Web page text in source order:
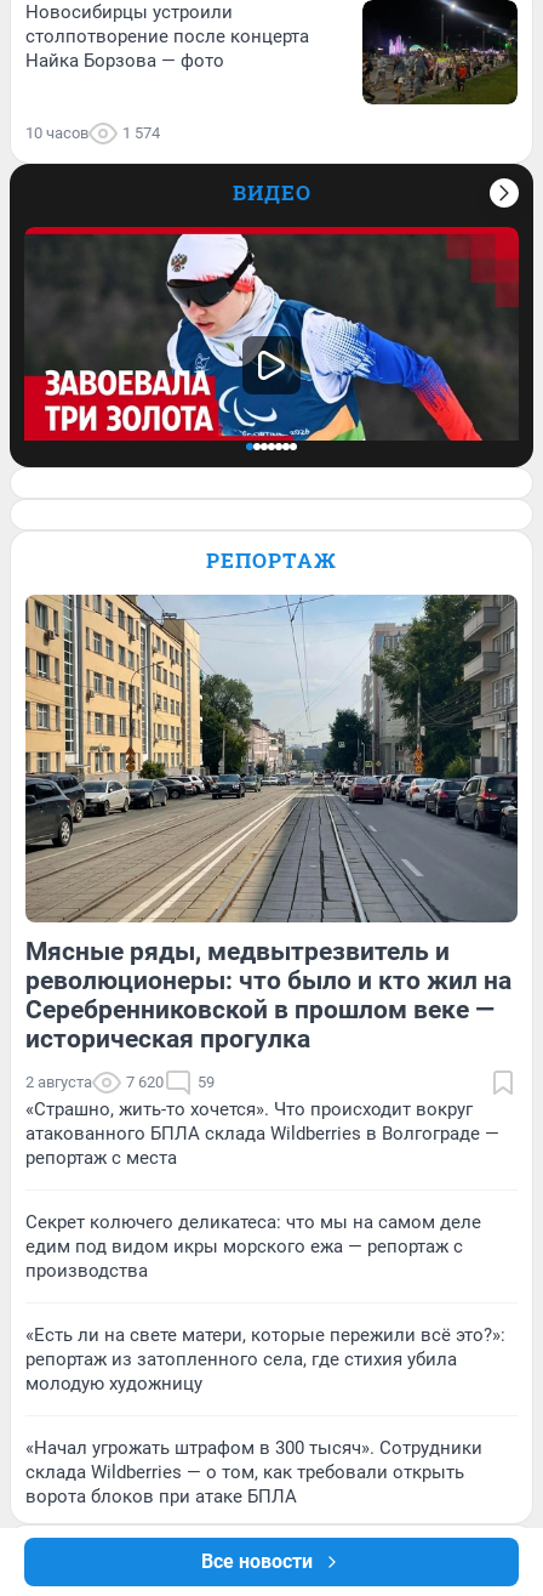
Все новости
Новосибирцы устроили
столпотворение после концерта
Найка Борзова — фото
10 часов 1 574
ВИДЕО
Паралимпиаде: история сильной духом
Анастасии Багиян — в видео
19 Обсудить
129 1 19 Обсудить
129 Обсудить 19 Обсудить
РЕПОРТАЖ
Мясные ряды, медвытрезвитель и
революционеры: что было и кто жил на
Серебренниковской в прошлом веке —
историческая прогулка
2 августа 7 620 59
«Страшно, жить-то хочется». Что происходит вокруг
атакованного БПЛА склада Wildberries в Волгограде —
репортаж с места
Секрет колючего деликатеса: что мы на самом деле
едим под видом икры морского ежа — репортаж с
производства
«Есть ли на свете матери, которые пережили всё это?»:
репортаж из затопленного села, где стихия убила
молодую художницу
«Начал угрожать штрафом в 300 тысяч». Сотрудники
склада Wildberries — о том, как требовали открыть
ворота блоков при атаке БПЛА